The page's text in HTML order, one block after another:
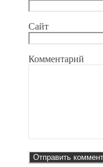
Сайт
Комментарий